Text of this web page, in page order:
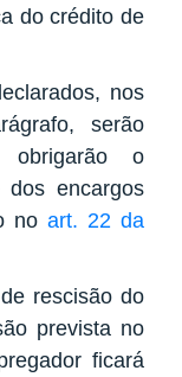
do crédito de
nos
serão
obrigarão o
encargos
no art. 22 da
rescisão do
prevista no
ficará